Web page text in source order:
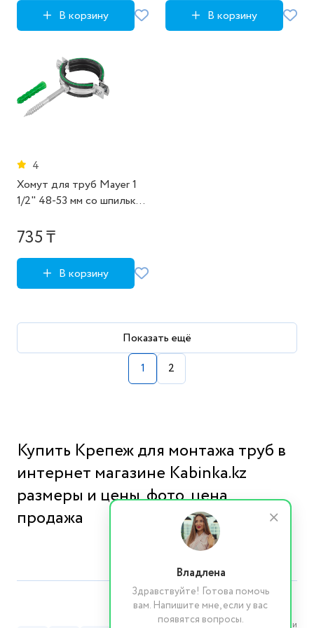
В корзину В корзину
4
Хомут для труб Mayer 1
1/2" 48-53 мм со шпилькой
735 ₸
В корзину
Показать ещё
1
2
Купить Крепеж для монтажа труб в
интернет магазине Kabinka.kz
размеры и цены, фото, цена,
продажа
Реквизиты компании
Владлена
Здравствуйте! Готова помочь
вам. Напишите мне, если у вас
появятся вопросы.